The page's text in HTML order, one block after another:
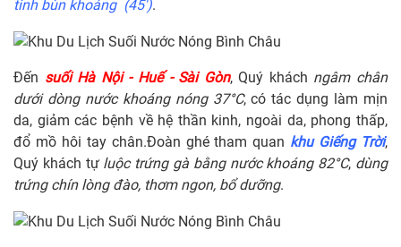
tinh bùn khoáng (45').
Đến suối Hà Nội - Huế - Sài Gòn, Quý khách ngâm chân
dưới dòng nước khoáng nóng 37°C, có tác dụng làm mịn
da, giảm các bệnh về hệ thần kinh, ngoài da, phong thấp,
đổ mồ hôi tay chân.Đoàn ghé tham quan khu Giếng Trời,
Quý khách tự luộc trứng gà bằng nước khoáng 82°C, dùng
trứng chín lòng đào, thơm ngon, bổ dưỡng.